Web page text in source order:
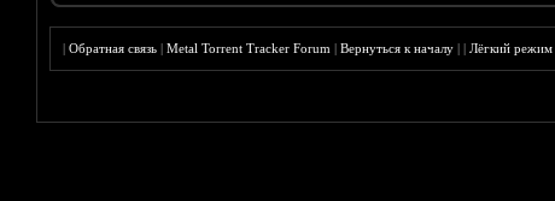
|Обратная связь |Metal Torrent Tracker Forum |Вернуться к началу ||Лёгкий режим